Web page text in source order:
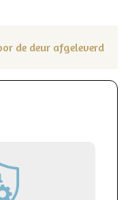
de deur afgeleverd